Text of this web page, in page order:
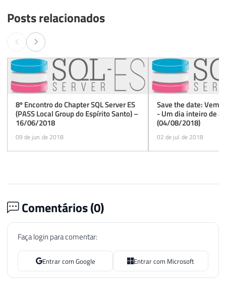
Posts relacionados
8º Encontro do Chapter SQL Server ES
(PASS Local Group do Espírito Santo) –
16/06/2018
09 de jun. de 2018
Save the date: Vem
- Um dia inteiro de
(04/08/2018)
02 de jul. de 2018
Comentários (0)
Faça login para comentar:
Entrar com Google Entrar com Microsoft